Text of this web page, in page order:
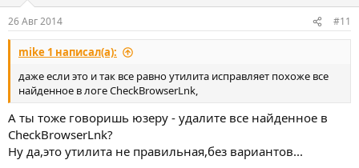
26 Авг 2014 #11
mike 1 написал(а):
даже если это и так все равно утилита исправляет похоже все
найденное в логе CheckBrowserLnk,
А ты тоже говоришь юзеру - удалите все найденное в
CheckBrowserLnk?
Ну да,это утилита не правильная,без вариантов...